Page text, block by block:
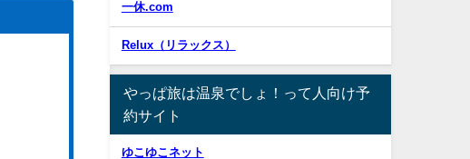
一休.com
Relux（リラックス）
やっぱ旅は温泉でしょ！って人向け予
約サイト
ゆこゆこネット